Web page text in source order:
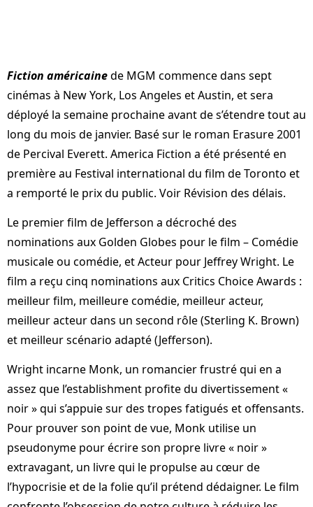
Fiction américainede MGM commence dans sept
cinémas à New York, Los Angeles et Austin, et sera
déployé la semaine prochaine avant de s’étendre tout au
long du mois de janvier. Basé sur le roman Erasure 2001
de Percival Everett. America Fiction a été présenté en
première au Festival international du film de Toronto et
a remporté le prix du public. Voir Révision des délais.
Le premier film de Jefferson a décroché des
nominations aux Golden Globes pour le film – Comédie
musicale ou comédie, et Acteur pour Jeffrey Wright. Le
film a reçu cinq nominations aux Critics Choice Awards :
meilleur film, meilleure comédie, meilleur acteur,
meilleur acteur dans un second rôle (Sterling K. Brown)
et meilleur scénario adapté (Jefferson).
Wright incarne Monk, un romancier frustré qui en a
assez que l’establishment profite du divertissement «
noir » qui s’appuie sur des tropes fatigués et offensants.
Pour prouver son point de vue, Monk utilise un
pseudonyme pour écrire son propre livre « noir »
extravagant, un livre qui le propulse au cœur de
l’hypocrisie et de la folie qu’il prétend dédaigner. Le film